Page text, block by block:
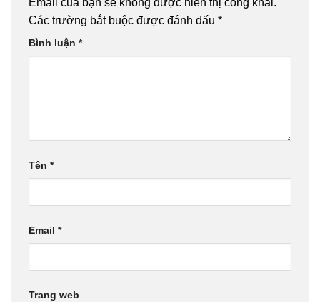
Các trường bắt buộc được đánh dấu *
Bình luận *
Tên *
Email *
Trang web